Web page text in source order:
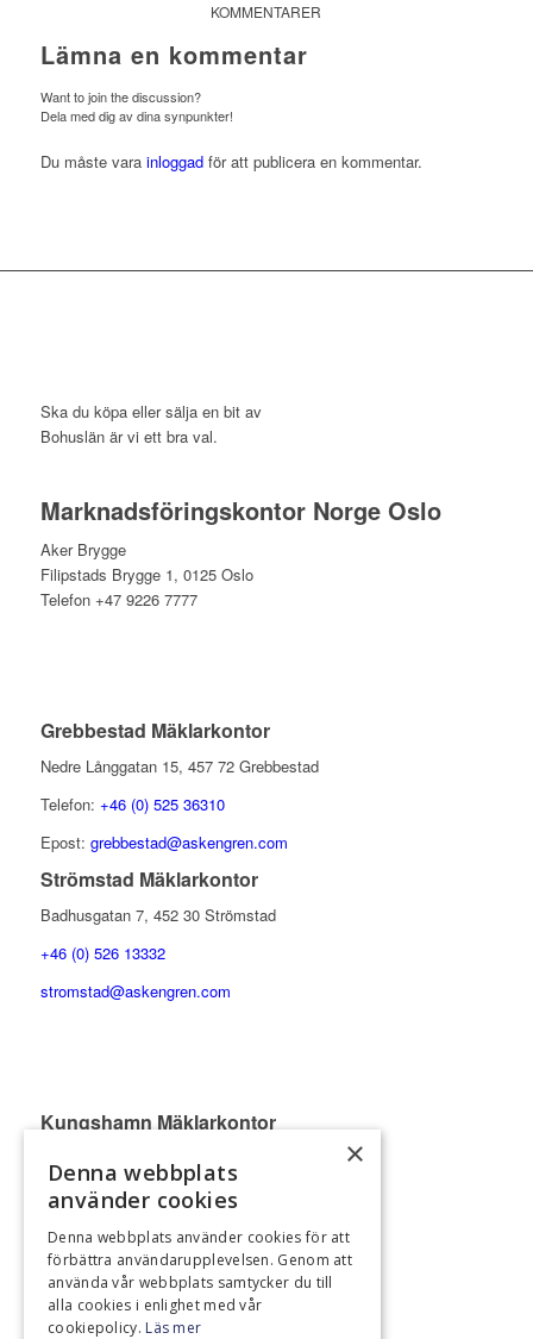
KOMMENTARER
Lämna en kommentar
Want to join the discussion?
Dela med dig av dina synpunkter!
Du måste vara inloggadför att publicera en kommentar.
Ska du köpa eller sälja en bit av
Bohuslän är vi ett bra val.
Marknadsföringskontor Norge Oslo
Aker Brygge
Filipstads Brygge 1, 0125 Oslo
Telefon +47 9226 7777
Grebbestad Mäklarkontor
Nedre Långgatan 15, 457 72 Grebbestad
Telefon: +46 (0) 525 36310
Epost: grebbestad@askengren.com
Strömstad Mäklarkontor
Badhusgatan 7, 452 30 Strömstad
+46 (0) 526 13332
stromstad@askengren.com
Kungshamn Mäklarkontor
+46 (0) 523 37500
kungshamn@askengren.com
Marknadsföringskontor Norge Oslo
Aker Brygge, Fjordalleen 7, 0250 Oslo
×
Denna webbplats
använder cookies
Denna webbplats använder cookies för att
förbättra användarupplevelsen. Genom att
använda vår webbplats samtycker du till
alla cookies i enlighet med vår
cookiepolicy. Läs mer